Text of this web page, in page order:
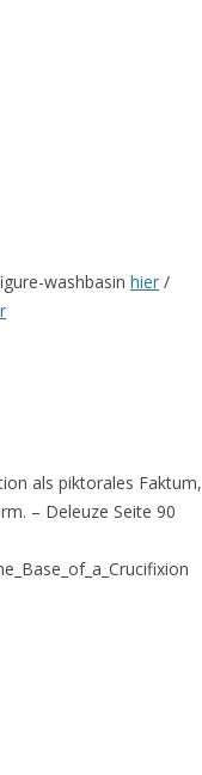
washbasin hier /
als piktorales Faktum,
– Deleuze Seite 90